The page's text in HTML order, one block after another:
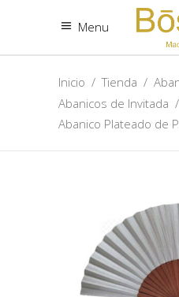
Menu
Inicio /Tienda /
Abanicos de Invitada /
Abanico Plateado de